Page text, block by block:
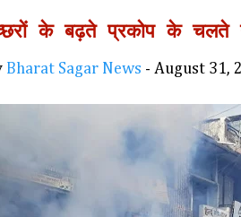
के बढ़ते प्रकोप के चलते
Bharat Sagar News - August 31,